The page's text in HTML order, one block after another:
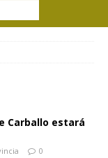
Carballo estará
0